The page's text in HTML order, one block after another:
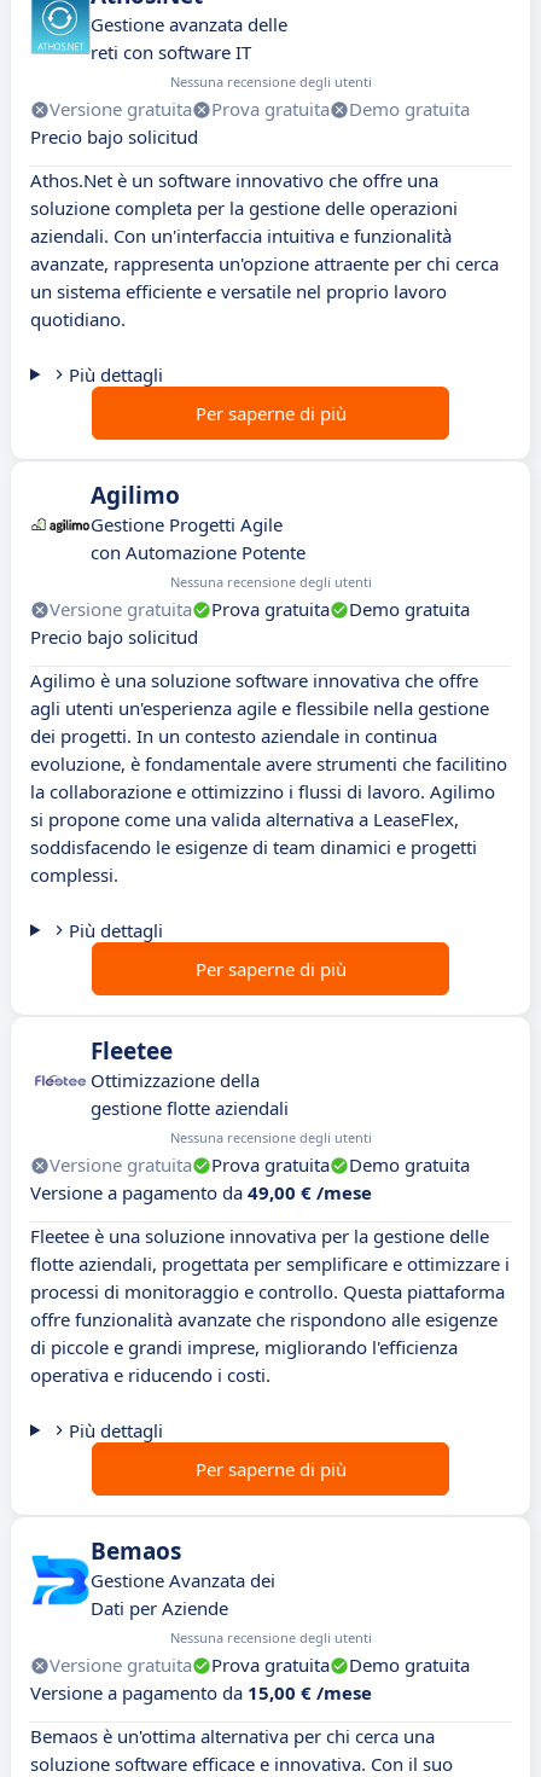
Gestione avanzata delle
reti con software IT
Nessuna recensione degli utenti
Versione gratuita Prova gratuita
Demo gratuita
Precio bajo solicitud
Athos.Net è un software innovativo che offre una
soluzione completa per la gestione delle operazioni
aziendali. Con un'interfaccia intuitiva e funzionalità
avanzate, rappresenta un'opzione attraente per chi cerca
un sistema efficiente e versatile nel proprio lavoro
quotidiano.
Più dettagli
Per saperne di più
Agilimo
Gestione Progetti Agile
con Automazione Potente
Nessuna recensione degli utenti
Versione gratuita Prova gratuita
Demo gratuita
Precio bajo solicitud
Agilimo è una soluzione software innovativa che offre
agli utenti un'esperienza agile e flessibile nella gestione
dei progetti. In un contesto aziendale in continua
evoluzione, è fondamentale avere strumenti che facilitino
la collaborazione e ottimizzino i flussi di lavoro. Agilimo
si propone come una valida alternativa a LeaseFlex,
soddisfacendo le esigenze di team dinamici e progetti
complessi.
Più dettagli
Per saperne di più
Fleetee
Ottimizzazione della
gestione flotte aziendali
Nessuna recensione degli utenti
Versione gratuita Prova gratuita
Demo gratuita
Versione a pagamento da 49,00 € /mese
Fleetee è una soluzione innovativa per la gestione delle
flotte aziendali, progettata per semplificare e ottimizzare i
processi di monitoraggio e controllo. Questa piattaforma
offre funzionalità avanzate che rispondono alle esigenze
di piccole e grandi imprese, migliorando l'efficienza
operativa e riducendo i costi.
Più dettagli
Per saperne di più
Bemaos
Gestione Avanzata dei
Dati per Aziende
Nessuna recensione degli utenti
Versione gratuita Prova gratuita
Demo gratuita
Versione a pagamento da 15,00 € /mese
Bemaos è un'ottima alternativa per chi cerca una
soluzione software efficace e innovativa. Con il suo